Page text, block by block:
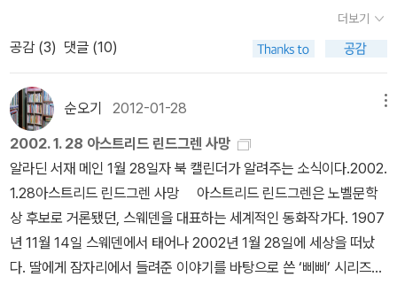
야겠다는 생각이 든다. 이번 주에 우리가 읽은 책은 <<동화가 재미
있는 이유>>다. 작가가 안내 해 둔 책들은 생소한 책들이 많았는데,
읽을 당시, 작가의 말에 혹해서 <<세상이 아직 어렸을 때>>를 샀던
기억이 있어 찾아 보았더니 있어서 후배에게 빌려 주었다. 이 책 읽으
면서 동화창작의 씨앗을 많이 품게 하는 책이라는 생각을 했었는데...
칼라 삽화가 예쁜 책이었다. 책을 읽으면 그래서, 그래서 어쨌다고?
하는 말을 하겠지만, 김서정님의 말처럼 이 책이 가진 묘한 매력을 느
낄 수 있다. 모임을 위해서 <<동화가 재미있는 이유>>를 한 번 더
읽어보려 했는데, 중간밖에 읽지 못했다. 그런데 한 번 읽었던 이 책이
이렇게 새롭게 다가오다니, 내 기억 속에서 깡그리 지워지고 생소한
다시 한번 읽어봐야지. 가장 부러웠던 것은 멀쩡한 이유정. 유은실 작
가의 사인본. 이 책은 우리집에 있지만 사인본이 아니다,사실
난 사인본에 그다지 목메는 스타일이 아니다. 출판사에 있을떄 만나
외국작가들에게도 사인본을 받아보았지만 그저 그냥 그런 사인본은
그닥.하지만 내가 유은실 작가를 좋아해서 그러나 보다그 사인본이
무지 부럽더라는.모인 분 중 곧 푸른숲 역사동화의 최신간이 인쇄 넘
어간 작가 선생님이 계셨다.아이시리즈가 아니군요. 하니 웃었는데
어찌나 부럽던지.이제는 나이든 모두 결혼한 아줌마들로 (다들 동화
작가 흠 나만 빼고, 날 껴 준게 다행인지도.) 인사동에서 머풀러를 이
리저리 둘러보고 두어개씩 사서 두르고 차를 마시고 봄바람에 마음도
한들거렸다.사실 나두 머풀러 무지 사고 팠지만~ 그냥 꾹 참았다. 봄
더보기
공감 (3) 댓글 (10)
순오기 2012-01-28
2002. 1. 28 아스트리드 린드그렌 사망
알라딘 서재 메인 1월 28일자 북 캘린더가 알려주는 소식이다.2002.
1.28아스트리드 린드그렌 사망 아스트리드 린드그렌은 노벨문학
상 후보로 거론됐던, 스웨덴을 대표하는 세계적인 동화작가다. 1907
년 11월 14일 스웨덴에서 태어나 2002년 1월 28일에 세상을 떠났
다. 딸에게 잠자리에서 들려준 이야기를 바탕으로 쓴 ‘삐삐’ 시리즈는